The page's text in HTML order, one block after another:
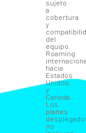
sujeto
a
cobertura
y
del
equipo.
Roaming
hacia
Estados
Unidos.
y
Canadá.
Los
planes
no